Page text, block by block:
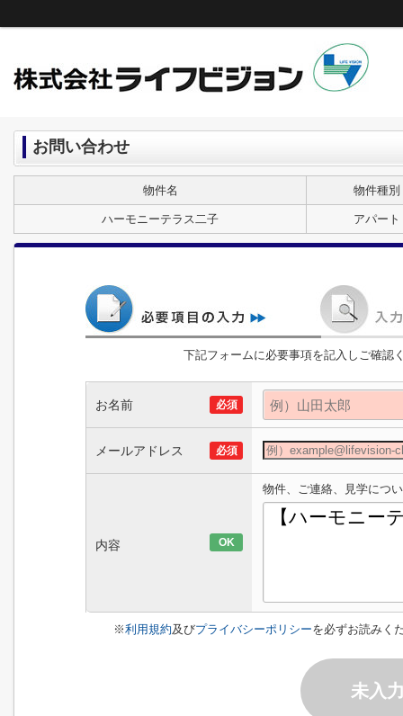
お問い合わせ
物件名 物件種別
ハーモニーテラス二子 アパート
下記フォームに必要事項を記入しご確認
お名前 必須
メールアドレス 必須
内容 OK
物件、ご連絡、見学につ
※利用規約及びプライバシーポリシーを必ずお読みく
未入